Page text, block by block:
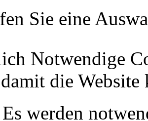
Sie eine
Notwendige
damit die
Es werden